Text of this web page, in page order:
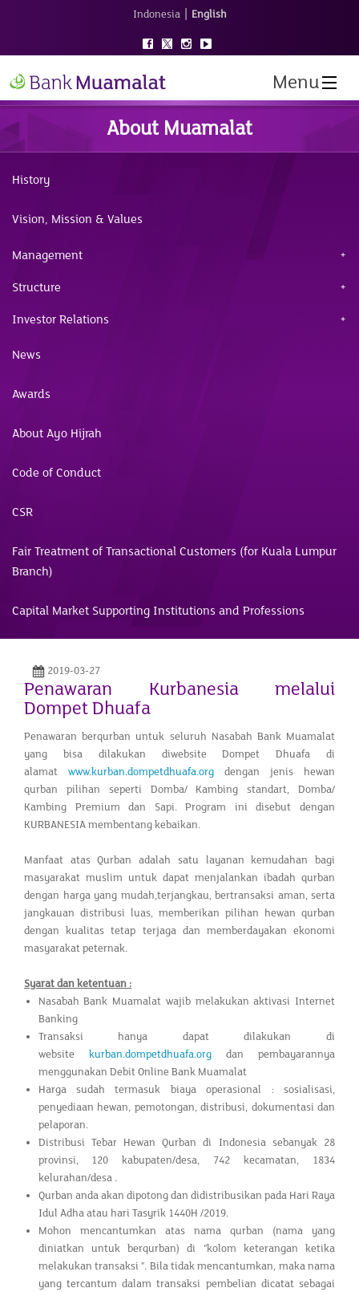
Indonesia | English
Menu
About Muamalat
History
Vision, Mission & Values
Management
Structure
Investor Relations
News
Awards
About Ayo Hijrah
Code of Conduct
CSR
Fair Treatment of Transactional Customers (for Kuala Lumpur
Branch)
Capital Market Supporting Institutions and Professions
2019-03-27
Penawaran Kurbanesia melalui
Dompet Dhuafa
Penawaran berqurban untuk seluruh Nasabah Bank Muamalat
yang bisa dilakukan diwebsite Dompet Dhuafa di
alamat www.kurban.dompetdhuafa.org dengan jenis hewan
qurban pilihan seperti Domba/ Kambing standart, Domba/
Kambing Premium dan Sapi. Program ini disebut dengan
KURBANESIA membentang kebaikan.
Manfaat atas Qurban adalah satu layanan kemudahan bagi
masyarakat muslim untuk dapat menjalankan ibadah qurban
dengan harga yang mudah,terjangkau, bertransaksi aman, serta
jangkauan distribusi luas, memberikan pilihan hewan qurban
dengan kualitas tetap terjaga dan memberdayakan ekonomi
masyarakat peternak.
Syarat dan ketentuan :
Nasabah Bank Muamalat wajib melakukan aktivasi Internet
Banking
Transaksi hanya dapat dilakukan di
website kurban.dompetdhuafa.orgdan pembayarannya
menggunakan Debit Online Bank Muamalat
Harga sudah termasuk biaya operasional : sosialisasi,
penyediaan hewan, pemotongan, distribusi, dokumentasi dan
pelaporan.
Distribusi Tebar Hewan Qurban di Indonesia sebanyak 28
provinsi, 120 kabupaten/desa, 742 kecamatan, 1834
kelurahan/desa .
Qurban anda akan dipotong dan didistribusikan pada Hari Raya
Idul Adha atau hari Tasyrik 1440H /2019.
Mohon mencantumkan atas nama qurban (nama yang
diniatkan untuk berqurban) di "kolom keterangan ketika
melakukan transaksi ". Bila tidak mencantumkan, maka nama
yang tercantum dalam transaksi pembelian dicatat sebagai